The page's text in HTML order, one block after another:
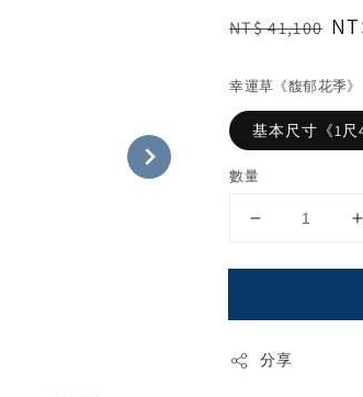
Regular
NT$ 41,100
幸運草《馥郁花季》
基本尺寸《1尺4
數量
分享